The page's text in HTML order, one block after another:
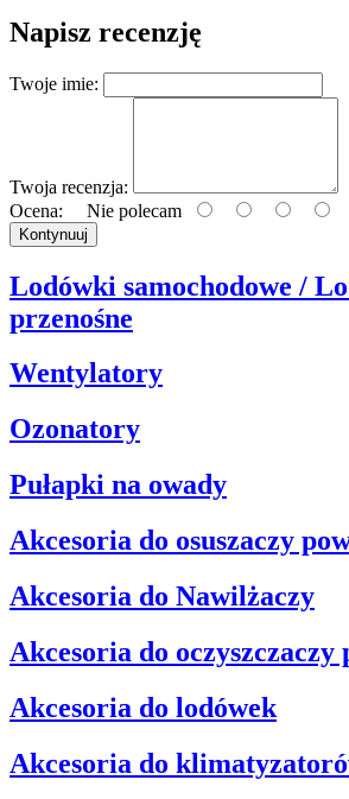
Napisz recenzję
Twoje imie:
Twoja recenzja:
Ocena: Nie polecam
Kontynuuj
Lodówki samochodowe /
przenośne
Wentylatory
Ozonatory
Pułapki na owady
Akcesoria do osuszaczy
Akcesoria do Nawilżaczy
Akcesoria do oczyszczaczy
Akcesoria do lodówek
Akcesoria do